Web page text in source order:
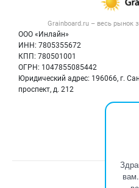
Grainboard.ru – весь рынок
ООО «Инлайн»
ИНН: 7805355672
КПП: 780501001
ОГРН: 1047855085442
Юридический адрес: 196066, г.
проспект, д. 212
Контактная
Политика обработки
Добавить
Счетчики,